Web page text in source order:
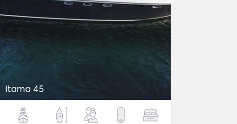
Itama 45